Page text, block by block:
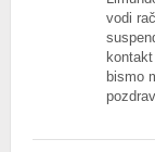
vodi
bismo